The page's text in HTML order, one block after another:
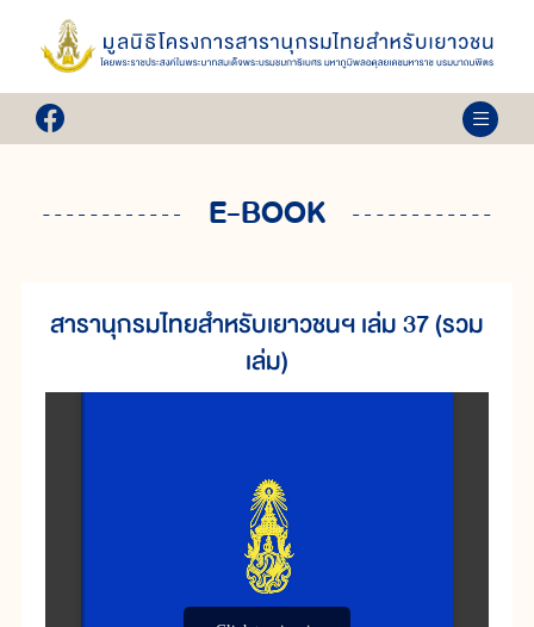
E-BOOK
สารานุกรมไทยสำหรับเยาวชนฯ เล่ม 37 (รวม
เล่ม)